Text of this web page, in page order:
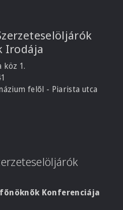
Irodája
köz 1.
felől - Piarista utca
Konferenciája